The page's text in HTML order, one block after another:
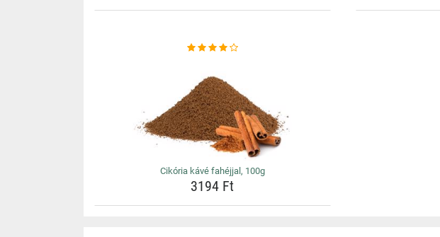
Cikória kávé fahéjjal, 100g
3194 Ft